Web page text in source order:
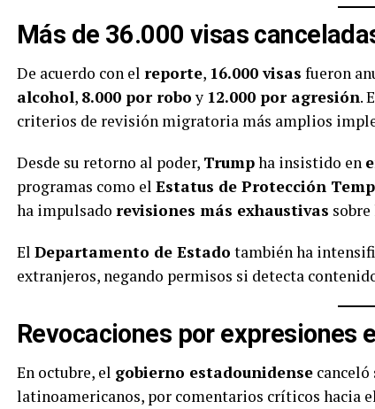
Más de 36.000 visas
De acuerdo con el reporte, 16.000 visas fueron
alcohol, 8.000 por roboy 12.000 por agresión.
criterios de revisión migratoria más amplios
Desde su retorno al poder, Trumpha insistido en
programas como el Estatus de Protección
ha impulsado revisiones más exhaustivas
El Departamento de Estado también ha
extranjeros, negando permisos si detecta
Revocaciones por expresiones
En octubre, el gobierno estadounidense
latinoamericanos, por comentarios críticos hacia